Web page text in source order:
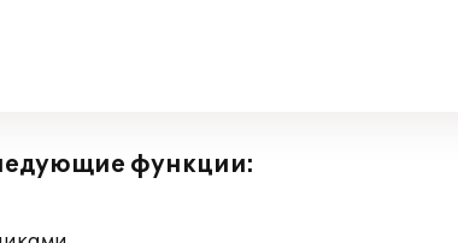
функции: